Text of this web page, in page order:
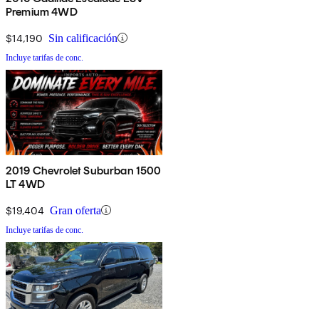
Premium 4WD
$14,190 Sin calificación
Incluye tarifas de conc.
2019 Chevrolet Suburban 1500
LT 4WD
$19,404 Gran oferta
Incluye tarifas de conc.